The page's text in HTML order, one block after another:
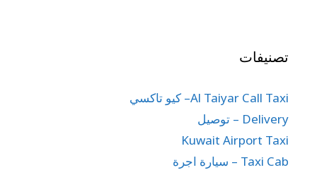
تصنيفات
Al Taiyar Call Taxi– كيو تاكسي
Delivery – توصيل
Kuwait Airport Taxi
Taxi Cab – سيارة اجرة